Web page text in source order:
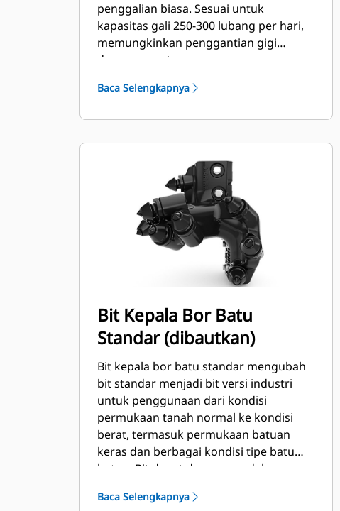
penggalian biasa. Sesuai untuk
kapasitas gali 250-300 lubang per hari,
memungkinkan penggantian gigi
dengan cepat.
Baca Selengkapnya
Bit Kepala Bor Batu
Standar (dibautkan)
Bit kepala bor batu standar mengubah
bit standar menjadi bit versi industri
untuk penggunaan dari kondisi
permukaan tanah normal ke kondisi
berat, termasuk permukaan batuan
keras dan berbagai kondisi tipe batu
beton. Bit dapat dengan mudah
kondisi tanah atau permukaan normal.
Baca Selengkapnya